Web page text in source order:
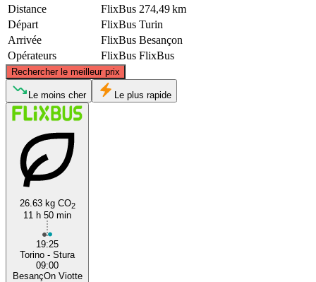
Distance
FlixBus 274,49 km
Départ
FlixBus Turin
Arrivée
FlixBus Besançon
Opérateurs
FlixBus FlixBus
Rechercher le meilleur prix
Besançon
©CARTO
Le moins cher Le plus rapide
26.63 kg CO2
11 h 50 min
19:25
Torino - Stura
09:00
BesançOn Viotte